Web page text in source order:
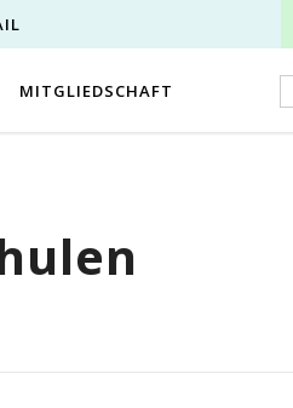
MITGLIEDSCHAFT